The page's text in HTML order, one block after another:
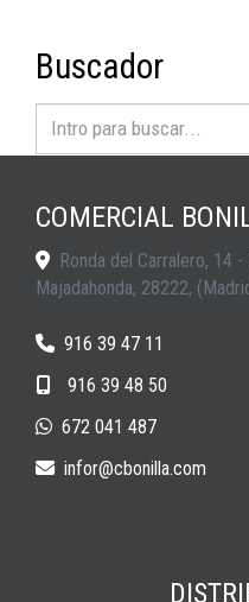
Buscador
COMERCIAL
Ronda del Carralero, 14
Majadahonda, 28222,
916 39 47 11
916 39 48 50
672 041 487
infor
cbonilla.com